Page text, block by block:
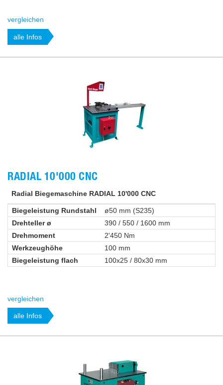
vergleichen
alle Infos
RADIAL 10'000 CNC
Radial Biegemaschine RADIAL 10'000 CNC
Biegeleistung Rundstahl
ø50 mm (S235)
Drehteller ø
390 / 550 / 1600 mm
Drehmoment
2'450 Nm
Werkzeughöhe
100 mm
Biegeleistung flach
100x25 / 80x30 mm
vergleichen
alle Infos